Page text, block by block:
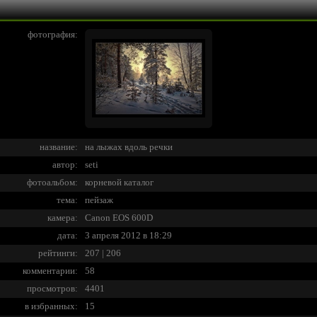
фотография:
название:
на лыжах вдоль речки
автор:
seti
фотоальбом:
корневой каталог
тема:
пейзаж
камера:
Canon EOS 600D
дата:
3 апреля 2012 в 18:29
рейтинги:
207 | 206
комментарии:
58
просмотров:
4401
в избранных:
15